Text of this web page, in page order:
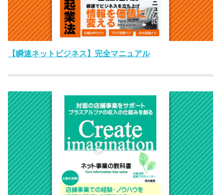
【瞬速ネットビジネス】完全マニュアル